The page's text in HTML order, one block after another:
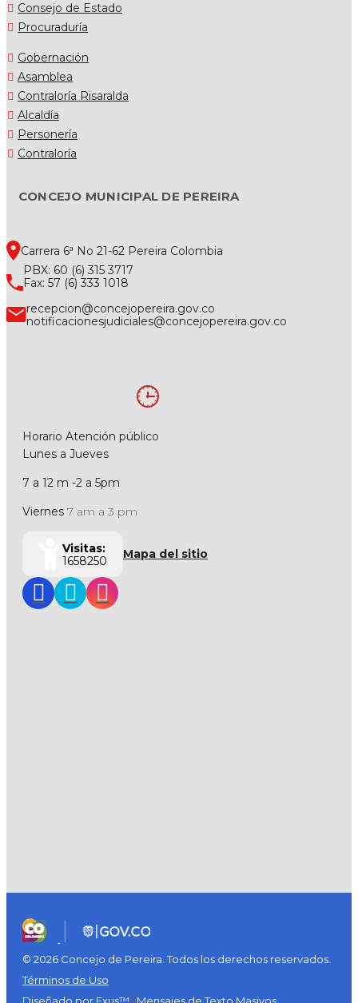
Consejo de Estado
Procuraduría
Gobernación
Asamblea
Contraloría Risaralda
Alcaldía
Personería
Contraloría
CONCEJO MUNICIPAL DE PEREIRA
Carrera 6ª No 21-62 Pereira Colombia
PBX: 60 (6) 315 3717
Fax: 57 (6) 333 1018
recepcion@concejopereira.gov.co
notificacionesjudiciales@concejopereira.gov.co
Horario Atención público
Lunes a Jueves
7 a 12 m -2 a 5pm
Viernes 7 am a 3 pm
Visitas:
1658250
Mapa del sitio
© 2026 Concejo de Pereira. Todos los derechos reservados.
Términos de Uso